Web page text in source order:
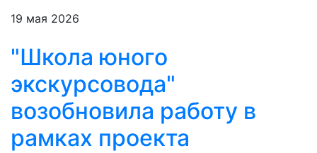
19 мая 2026
"Школа юного
экскурсовода"
возобновила работу в
рамках проекта